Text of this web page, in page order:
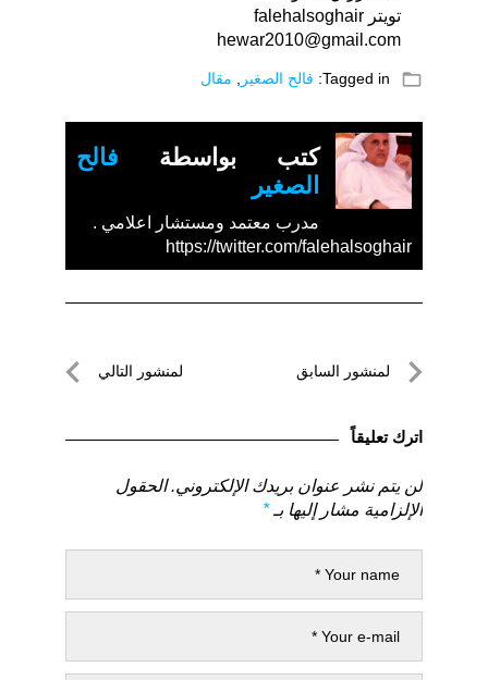
تويتر falehalsoghair
folder_open
Tagged in: فالح الصغير مقال
كتب بواسطة فالح
الصغير
مدرب معتمد ومستشار اعلامي .
https://twitter.com/falehalsoghair
تصفّحلمنشور السابق
السابق
لمنشور التالي
اترك تعليقاً
لن يتم نشر عنوان بريدك الإلكتروني. الحقول
الإلزامية مشار إليها بـ*